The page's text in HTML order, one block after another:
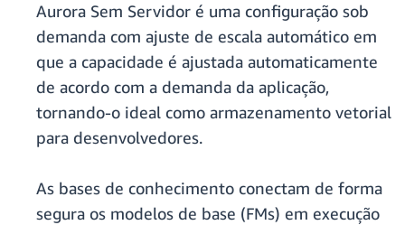
Aurora Sem Servidor é uma configuração sob
demanda com ajuste de escala automático em
que a capacidade é ajustada automaticamente
de acordo com a demanda da aplicação,
tornando-o ideal como armazenamento vetorial
para desenvolvedores.
As bases de conhecimento conectam de forma
segura os modelos de base (FMs) em execução